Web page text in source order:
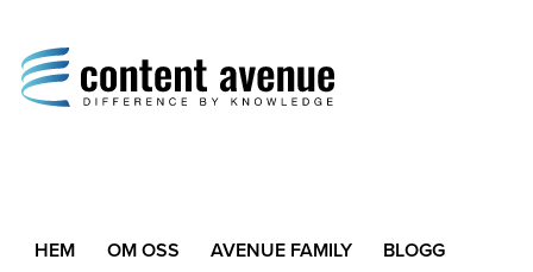
Difference by Knowledge
HEM OM OSS AVENUE FAMILY
BLOGG